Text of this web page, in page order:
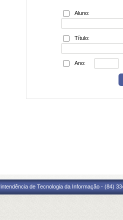
Aluno:
Título:
Ano:
de Tecnologia da Informação - (84)